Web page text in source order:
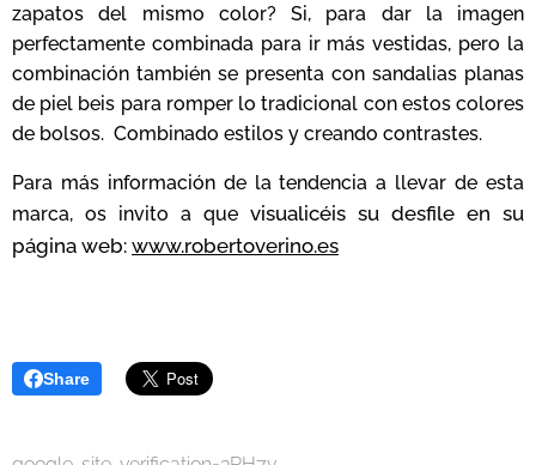
zapatos del mismo color? Si, para dar la imagen
perfectamente combinada para ir más vestidas, pero la
combinación también se presenta con sandalias planas
de piel beis para romper lo tradicional con estos colores
de bolsos. Combinado estilos y creando contrastes.
Para más información de la tendencia a llevar de esta
marca, os invito a que visualicéis su desfile en su
página web: www.robertoverino.es
Share